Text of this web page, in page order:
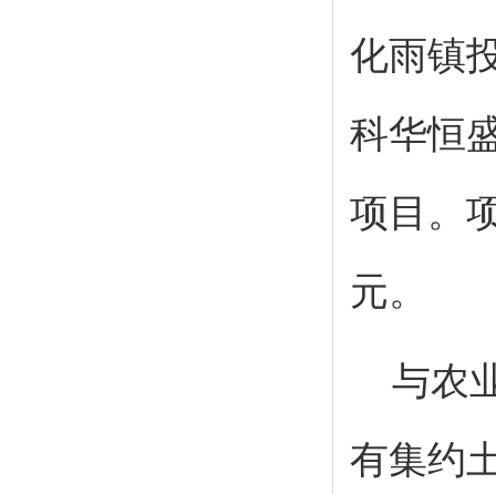
化雨镇
科华恒
项目。
元。
与农
有集约